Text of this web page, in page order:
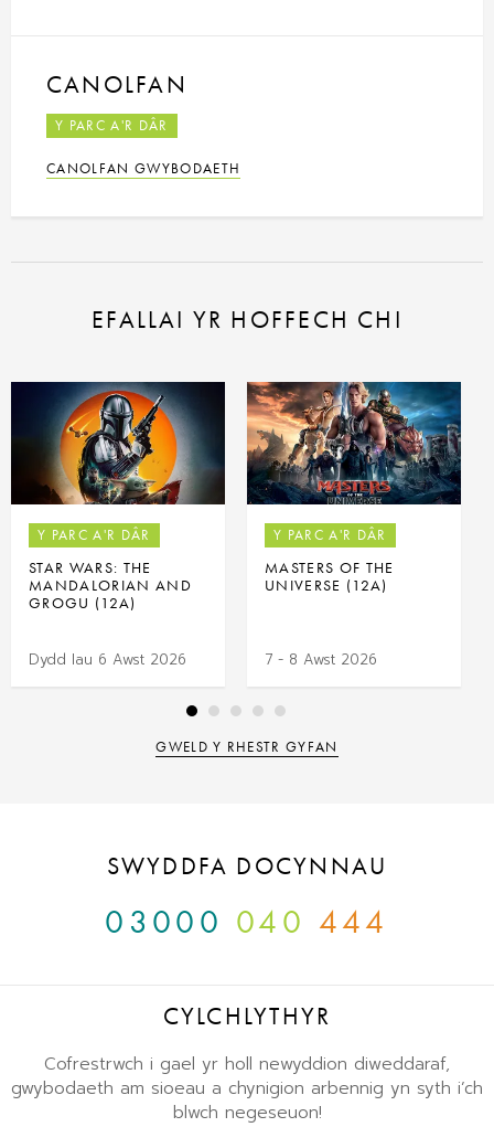
CANOLFAN
Y PARC A'R DÂR
CANOLFAN GWYBODAETH
EFALLAI YR HOFFECH CHI
Y PARC A'R DÂR
STAR WARS: THE
MANDALORIAN AND
GROGU (12A)
Dydd Iau 6 Awst 2026
Y PARC A'R DÂR
MASTERS OF THE
UNIVERSE (12A)
7 - 8 Awst 2026
GWELD Y RHESTR GYFAN
SWYDDFA DOCYNNAU
03000 040 444
CYLCHLYTHYR
Cofrestrwch i gael yr holl newyddion diweddaraf,
gwybodaeth am sioeau a chynigion arbennig yn syth i’ch
blwch negeseuon!